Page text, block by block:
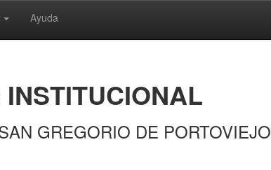
Ayuda
GREGORIO DE PORTOVIEJO